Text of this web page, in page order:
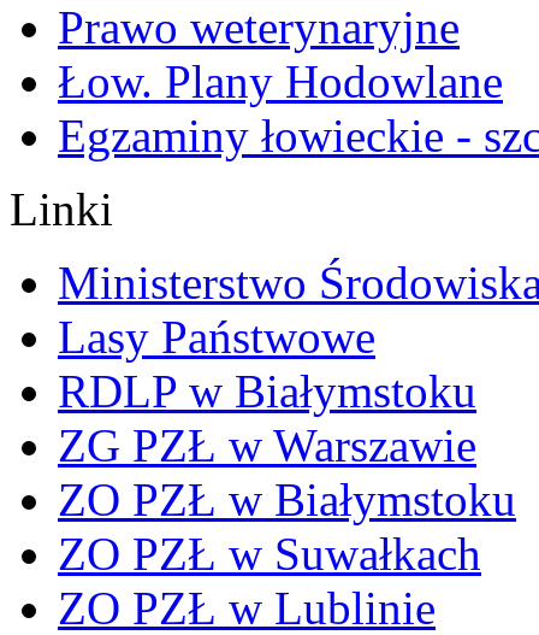
Prawo weterynaryjne
Łow. Plany Hodowlane
Egzaminy łowieckie -
Linki
Ministerstwo
Lasy Państwowe
RDLP w Białymstoku
ZG PZŁ w Warszawie
ZO PZŁ w Białymstoku
ZO PZŁ w Suwałkach
ZO PZŁ w Lublinie